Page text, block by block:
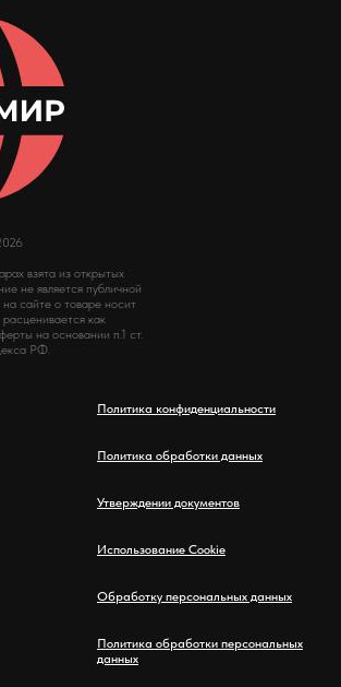
взята из открытых
не является публичной
сайте о товаре носит
как
на основании п.1 ст.
РФ.
Политика конфиденциальности
Политика обработки данных
Утверждении документов
Использование Cookie
Обработку персональных данных
Политика обработки персональных
данных